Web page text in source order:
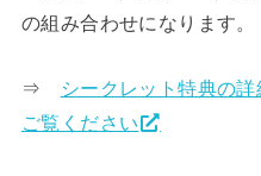
の組み合わせになります。
⇒
シークレット特典の
ご覧ください